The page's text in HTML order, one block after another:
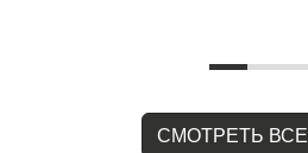
СМОТРЕТЬ